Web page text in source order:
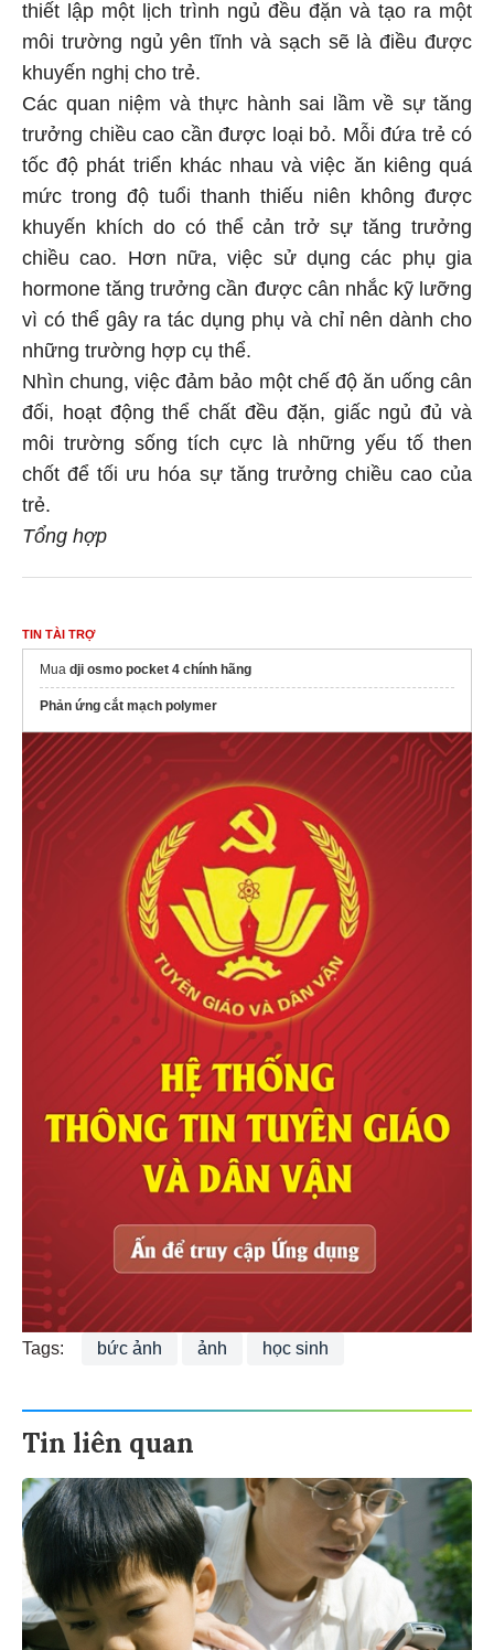
thiết lập một lịch trình ngủ đều đặn và tạo ra một
môi trường ngủ yên tĩnh và sạch sẽ là điều được
khuyến nghị cho trẻ.
Các quan niệm và thực hành sai lầm về sự tăng
trưởng chiều cao cần được loại bỏ. Mỗi đứa trẻ có
tốc độ phát triển khác nhau và việc ăn kiêng quá
mức trong độ tuổi thanh thiếu niên không được
khuyến khích do có thể cản trở sự tăng trưởng
chiều cao. Hơn nữa, việc sử dụng các phụ gia
hormone tăng trưởng cần được cân nhắc kỹ lưỡng
vì có thể gây ra tác dụng phụ và chỉ nên dành cho
những trường hợp cụ thể.
Nhìn chung, việc đảm bảo một chế độ ăn uống cân
đối, hoạt động thể chất đều đặn, giấc ngủ đủ và
môi trường sống tích cực là những yếu tố then
chốt để tối ưu hóa sự tăng trưởng chiều cao của
trẻ.
Tổng hợp
TIN TÀI TRỢ
Mua dji osmo pocket 4 chính hãng
Phản ứng cắt mạch polymer
Tags: bức ảnh ảnh học sinh
Tin liên quan